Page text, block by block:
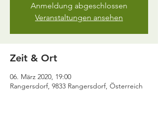
Anmeldung abgeschlossen
Veranstaltungen ansehen
Zeit & Ort
06. März 2020, 19:00
Rangersdorf, 9833 Rangersdorf, Österreich